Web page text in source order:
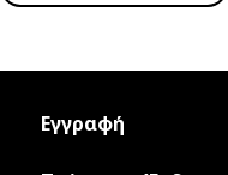
Εγγραφή